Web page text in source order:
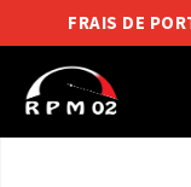
FRAIS DE